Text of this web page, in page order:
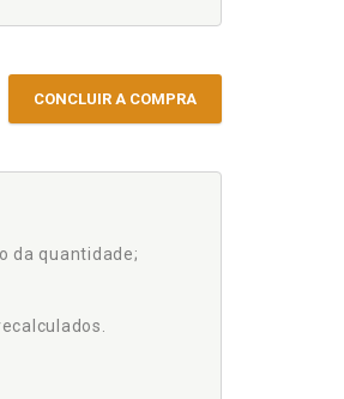
CONCLUIR A COMPRA
da quantidade;